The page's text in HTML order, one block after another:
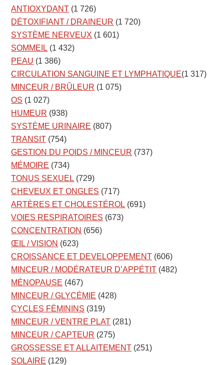
ANTIOXYDANT (1 726)
DÉTOXIFIANT / DRAINEUR (1 720)
SYSTÈME NERVEUX (1 601)
SOMMEIL (1 432)
PEAU (1 386)
CIRCULATION SANGUINE ET LYMPHATIQUE(1 317)
MINCEUR / BRÛLEUR (1 075)
OS (1 027)
HUMEUR (938)
SYSTÈME URINAIRE (807)
TRANSIT (754)
GESTION DU POIDS / MINCEUR (737)
MÉMOIRE (734)
TONUS SEXUEL (729)
CHEVEUX ET ONGLES (717)
ARTÈRES ET CHOLESTÉROL (691)
VOIES RESPIRATOIRES (673)
CONCENTRATION (656)
ŒIL / VISION (623)
CROISSANCE ET DEVELOPPEMENT (606)
MINCEUR / MODÉRATEUR D’APPÉTIT (482)
MÉNOPAUSE (467)
MINCEUR / GLYCÉMIE (428)
CYCLES FÉMININS (319)
MINCEUR / VENTRE PLAT (281)
MINCEUR / CAPTEUR (275)
GROSSESSE ET ALLAITEMENT (251)
SOLAIRE (129)